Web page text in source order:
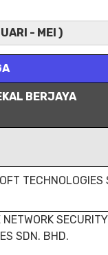
- MEI )
BERJAYA
TECHNOLOGIES
SECURITY
SDN. BHD.